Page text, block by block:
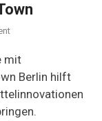
on
von
KitchenTown
mit
Berlin hilft